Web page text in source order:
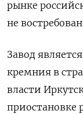
рынке
не
Завод
кремния в
власти
приостановке